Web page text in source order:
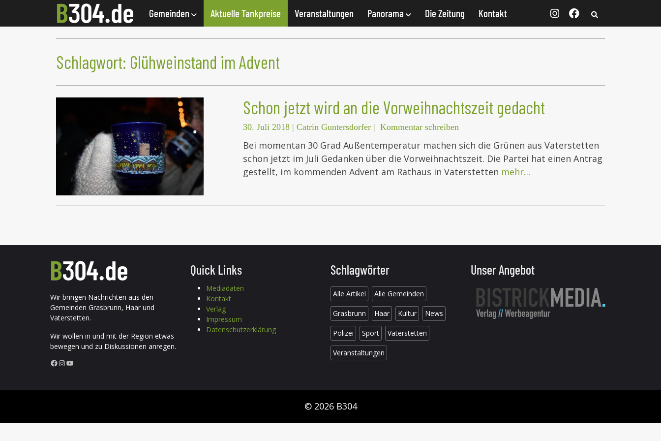
Gemeinden Aktuelle Tankpreise Veranstaltungen Panorama Die Zeitung Kontakt
Schlagwort: Glühweinstand im Advent
Schon jetzt wird an die Vorweihnachtszeit gedacht
30. Juli 2018 | Catrin Guntersdorfer | Kommentar schreiben
Bei momentan 30 Grad Außentemperatur machen sich die Grünen aus Vaterstetten
schon jetzt im Juli Gedanken über die Vorweihnachtszeit. Die Partei hat einen Antrag
gestellt, im kommenden Advent am Rathaus in Vaterstetten mehr…
Wir bringen Nachrichten aus den
Gemeinden Grasbrunn, Haar und
Vaterstetten.
Wir wollen in und mit der Region etwas
bewegen und zu Diskussionen anregen.
Facebook InstagramYouTube
Quick Links
Mediadaten
Kontakt
Verlag
Impressum
Datenschutzerklärung
Schlagwörter
Alle Artikel Alle Gemeinden
Grasbrunn Haar Kultur News
Polizei Sport Vaterstetten
Veranstaltungen
Unser Angebot
© 2026 B304